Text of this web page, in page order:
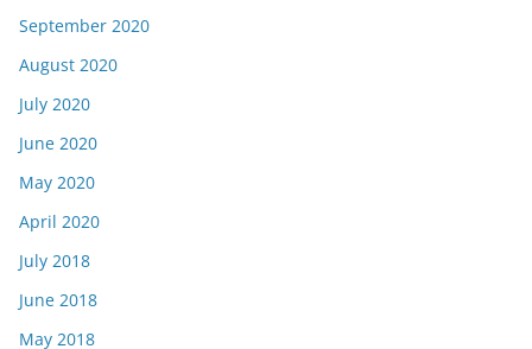
September 2020
August 2020
July 2020
June 2020
May 2020
April 2020
July 2018
June 2018
May 2018